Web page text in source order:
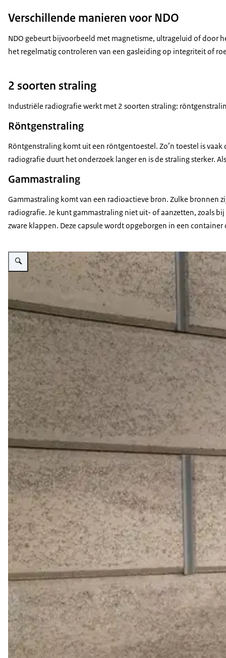
Verschillende manieren voor NDO
NDO gebeurt bijvoorbeeld met magnetisme, ultrageluid of door
het regelmatig controleren van een gasleiding op integriteit of
2 soorten straling
Industriële radiografie werkt met 2 soorten straling:
Röntgenstraling
Röntgenstraling komt uit een röntgentoestel. Zo’n toestel is
radiografie duurt het onderzoek langer en is de straling sterker.
Gammastraling
Gammastraling komt van een radioactieve bron. Zulke bronnen
radiografie. Je kunt gammastraling niet uit- of aanzetten, zoals
zware klappen. Deze capsule wordt opgeborgen in een
Vergroot afbeelding Foto van een röntgentoestel waar röntgenstraling uit